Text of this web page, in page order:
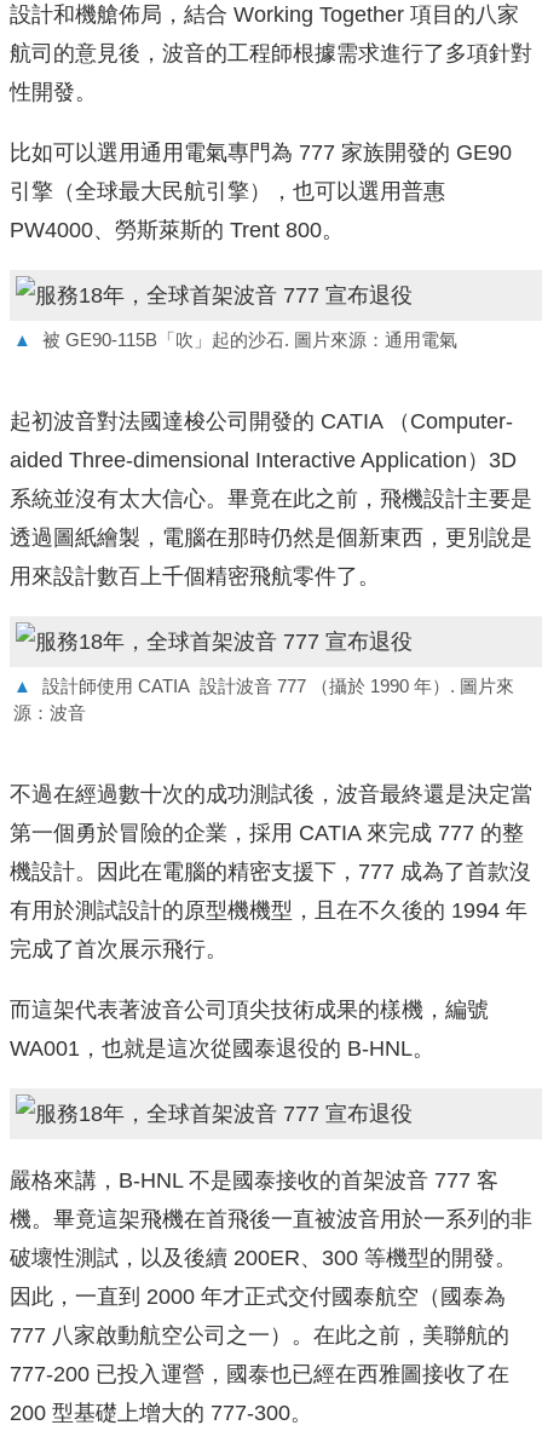
設計和機艙佈局，結合 Working Together 項目的八家
航司的意見後，波音的工程師根據需求進行了多項針對
性開發。
比如可以選用通用電氣專門為 777 家族開發的 GE90
引擎（全球最大民航引擎），也可以選用普惠
PW4000、勞斯萊斯的 Trent 800。
▲ 被 GE90-115B「吹」起的沙石. 圖片來源：通用電氣
起初波音對法國達梭公司開發的 CATIA （Computer-
aided Three-dimensional Interactive Application）3D
系統並沒有太大信心。畢竟在此之前，飛機設計主要是
透過圖紙繪製，電腦在那時仍然是個新東西，更別說是
用來設計數百上千個精密飛航零件了。
▲
設計師使用 CATIA 設計波音 777 （攝於 1990 年）. 圖片來
源：波音
不過在經過數十次的成功測試後，波音最終還是決定當
第一個勇於冒險的企業，採用 CATIA 來完成 777 的整
機設計。因此在電腦的精密支援下，777 成為了首款沒
有用於測試設計的原型機機型，且在不久後的 1994 年
完成了首次展示飛行。
而這架代表著波音公司頂尖技術成果的樣機，編號
WA001，也就是這次從國泰退役的 B-HNL。
嚴格來講，B-HNL 不是國泰接收的首架波音 777 客
機。畢竟這架飛機在首飛後一直被波音用於一系列的非
破壞性測試，以及後續 200ER、300 等機型的開發。
因此，一直到 2000 年才正式交付國泰航空（國泰為
777 八家啟動航空公司之一）。在此之前，美聯航的
777-200 已投入運營，國泰也已經在西雅圖接收了在
200 型基礎上增大的 777-300。